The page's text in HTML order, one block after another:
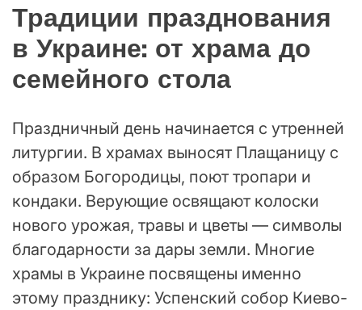
Традиции празднования
в Украине: от храма до
семейного стола
Праздничный день начинается с утренней
литургии. В храмах выносят Плащаницу с
образом Богородицы, поют тропари и
кондаки. Верующие освящают колоски
нового урожая, травы и цветы — символы
благодарности за дары земли. Многие
храмы в Украине посвящены именно
этому празднику: Успенский собор Киево-